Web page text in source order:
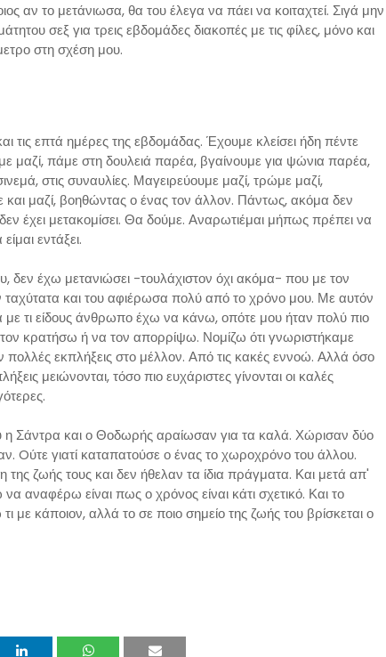
αν το μετάνιωσα, θα του έλεγα να πάει να κοιταχτεί. Σιγά μην
σεξ για τρεις εβδομάδες διακοπές με τις φίλες, μόνο και
στη σχέση μου.
τις επτά ημέρες της εβδομάδας. Έχουμε κλείσει ήδη πέντε
μαζί, πάμε στη δουλειά παρέα, βγαίνουμε για ψώνια παρέα,
στις συναυλίες. Μαγειρεύουμε μαζί, τρώμε μαζί,
και μαζί, βοηθώντας ο ένας τον άλλον. Πάντως, ακόμα δεν
έχει μετακομίσει. Θα δούμε. Αναρωτιέμαι μήπως πρέπει να
εντάξει.
δεν έχω μετανιώσει -τουλάχιστον όχι ακόμα- που με τον
και του αφιέρωσα πολύ από το χρόνο μου. Με αυτόν
τι είδους άνθρωπο έχω να κάνω, οπότε μου ήταν πολύ πιο
κρατήσω ή να τον απορρίψω. Νομίζω ότι γνωριστήκαμε
εκπλήξεις στο μέλλον. Από τις κακές εννοώ. Αλλά όσο
μειώνονται, τόσο πιο ευχάριστες γίνονται οι καλές
Σάντρα και ο Θοδωρής αραίωσαν για τα καλά. Χώρισαν δύο
Oύτε γιατί καταπατούσε ο ένας το χωροχρόνο του άλλου.
της ζωής τους και δεν ήθελαν τα ίδια πράγματα. Και μετά απ'
αναφέρω είναι πως ο χρόνος είναι κάτι σχετικό. Και το
κάποιον, αλλά το σε ποιο σημείο της ζωής του βρίσκεται ο